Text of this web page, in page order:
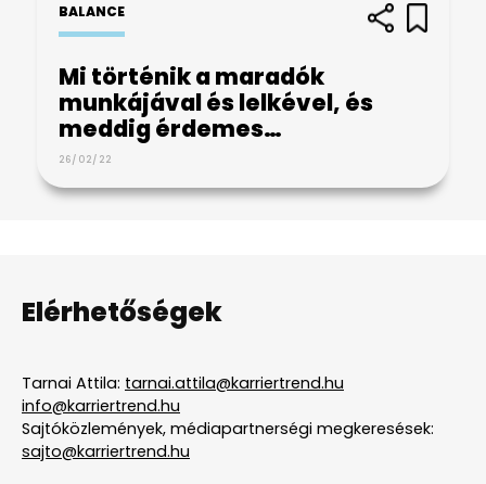
BALANCE
Mi történik a maradók
munkájával és lelkével, és
meddig érdemes…
26/02/22
Elérhetőségek
Tarnai Attila: tarnai.attila@karriertrend.hu
info@karriertrend.hu
Sajtóközlemények, médiapartnerségi megkeresések:
sajto@karriertrend.hu